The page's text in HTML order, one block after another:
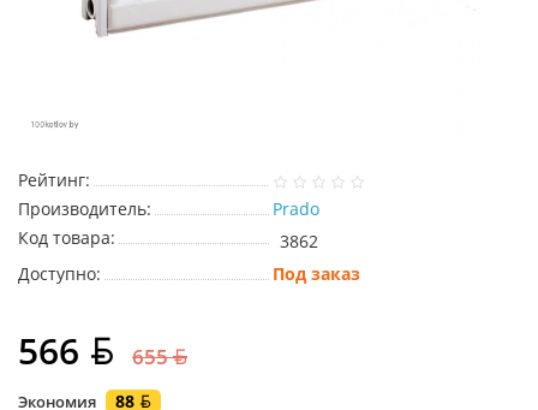
Рейтинг:
Производитель:
Prado
Код товара:
3862
Доступно:
Под заказ
566 655
Экономия
88